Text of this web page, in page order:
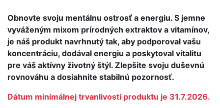
Obnovte svoju mentálnu ostrosť a energiu. S jemne
vyváženým mixom prírodných extraktov a vitamínov,
je náš produkt navrhnutý tak, aby podporoval vašu
koncentráciu, dodával energiu a poskytoval vitalitu
pre váš aktívny životný štýl. Zlepšite svoju duševnú
rovnováhu a dosiahnite stabilnú pozornosť.
Dátum minimálnej trvanlivosti produktu je 31.7.2026.